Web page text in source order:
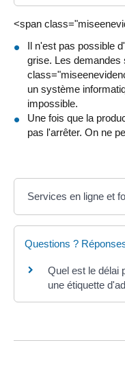
<span
Il n'est pas possible
grise. Les demandes
un système
impossible.
Une fois que la
pas l'arrêter. On ne
Services en ligne et
Questions ?
Quel est le délai
une étiquette